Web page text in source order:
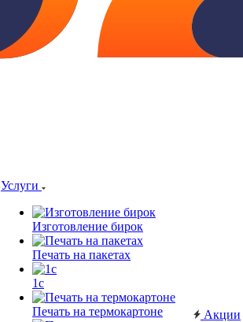
Услуги
Изготовление бирок
Печать на пакетах
1c
Печать на термокартоне Акции